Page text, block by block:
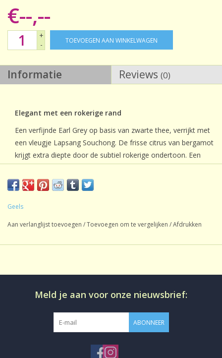
€--,--
+
-
TOEVOEGEN AAN WINKELWAGEN
Informatie Reviews (0)
Elegant met een rokerige rand
Een verfijnde Earl Grey op basis van zwarte thee, verrijkt met
een vleugje Lapsang Souchong. De frisse citrus van bergamot
krijgt extra diepte door de subtiel rokerige ondertoon. Een
spannende draai aan een tijdloze klassieker – perfect voor wie
durft te ontdekken.
Geels
Aan verlanglijst toevoegen /Toevoegen om te vergelijken /Afdrukken
Meld je aan voor onze nieuwsbrief:
ABONNEER